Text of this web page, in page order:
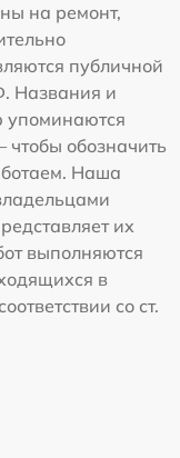
на ремонт,
публичной
Названия и
упоминаются
обозначить
Наша
их
выполняются
в
со ст.